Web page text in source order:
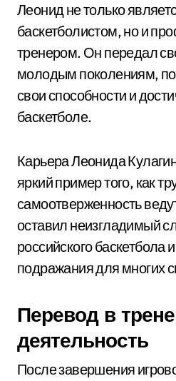
Леонид не только
баскетболистом, но и
тренером. Он передал
молодым поколениям,
свои способности и
баскетболе.
Карьера Леонида
яркий пример того, как
самоотверженность
оставил неизгладимый
российского баскетбола
подражания для многих
Перевод в
деятельность
После завершения